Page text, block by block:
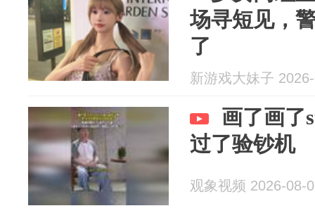
场寻短见，
了
新游戏大妹子
画了画了
过了验钞机
观象视频 2026-08-